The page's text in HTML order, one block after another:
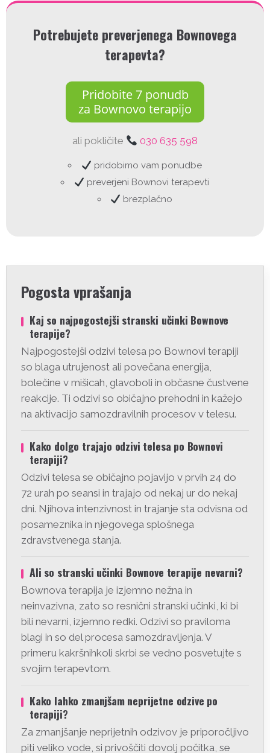
Potrebujete preverjenega Bownovega
terapevta?
Pridobite 7 ponudb
za Bownovo terapijo
ali pokličite 030 635 598
pridobimo vam ponudbe
preverjeni Bownovi terapevti
brezplačno
Pogosta vprašanja
Kaj so najpogostejši stranski učinki Bownove
terapije?
Najpogostejši odzivi telesa po Bownovi terapiji
so blaga utrujenost ali povečana energija,
bolečine v mišicah, glavoboli in občasne čustvene
reakcije. Ti odzivi so običajno prehodni in kažejo
na aktivacijo samozdravilnih procesov v telesu.
Kako dolgo trajajo odzivi telesa po Bownovi
terapiji?
Odzivi telesa se običajno pojavijo v prvih 24 do
72 urah po seansi in trajajo od nekaj ur do nekaj
dni. Njihova intenzivnost in trajanje sta odvisna od
posameznika in njegovega splošnega
zdravstvenega stanja.
Ali so stranski učinki Bownove terapije nevarni?
Bownova terapija je izjemno nežna in
neinvazivna, zato so resnični stranski učinki, ki bi
bili nevarni, izjemno redki. Odzivi so praviloma
blagi in so del procesa samozdravljenja. V
primeru kakršnihkoli skrbi se vedno posvetujte s
svojim terapevtom.
Kako lahko zmanjšam neprijetne odzive po
terapiji?
Za zmanjšanje neprijetnih odzivov je priporočljivo
piti veliko vode, si privoščiti dovolj počitka, se